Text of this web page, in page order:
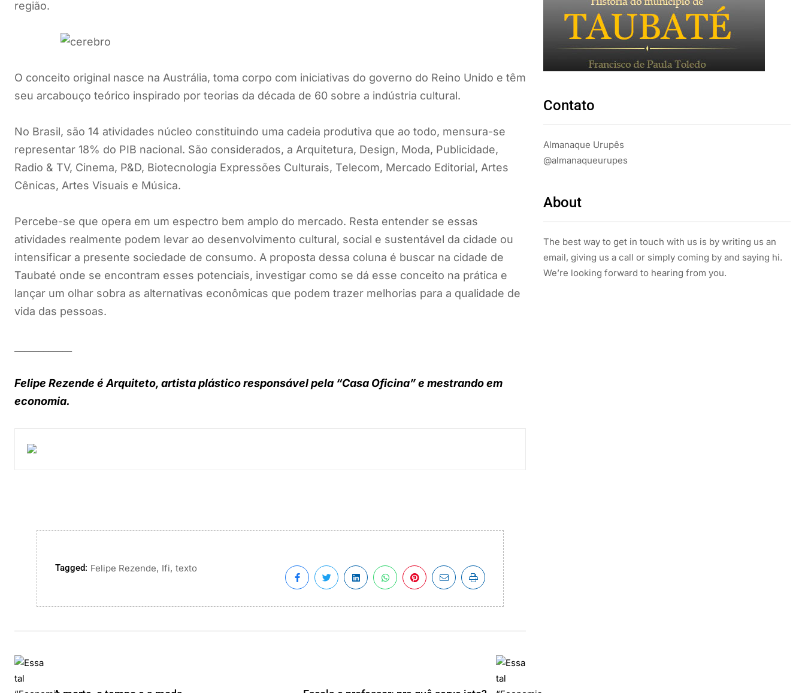
região.
O conceito original nasce na Austrália, toma corpo com iniciativas do governo do Reino Unido e têm
seu arcabouço teórico inspirado por teorias da década de 60 sobre a indústria cultural.
No Brasil, são 14 atividades núcleo constituindo uma cadeia produtiva que ao todo, mensura-se
representar 18% do PIB nacional. São considerados, a Arquitetura, Design, Moda, Publicidade,
Radio & TV, Cinema, P&D, Biotecnologia Expressões Culturais, Telecom, Mercado Editorial, Artes
Cênicas, Artes Visuais e Música.
Percebe-se que opera em um espectro bem amplo do mercado. Resta entender se essas
atividades realmente podem levar ao desenvolvimento cultural, social e sustentável da cidade ou
intensificar a presente sociedade de consumo. A proposta dessa coluna é buscar na cidade de
Taubaté onde se encontram esses potenciais, investigar como se dá esse conceito na prática e
lançar um olhar sobra as alternativas econômicas que podem trazer melhorias para a qualidade de
vida das pessoas.
Felipe Rezende é Arquiteto, artista plástico responsável pela “Casa Oficina” e mestrando em
economia.
Tagged: Felipe Rezende, Ifi, texto
Contato
Almanaque Urupês
@almanaqueurupes
About
The best way to get in touch with us is by writing us an
email, giving us a call or simply coming by and saying hi.
We’re looking forward to hearing from you.